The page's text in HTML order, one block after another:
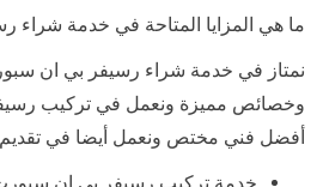
ما هي المزايا المتاحة في خدمة
نمتاز في خدمة شراء رسيفر بي ان
وخصائص مميزة ونعمل في تركيب
أفضل فني مختص ونعمل أيضا في تقديم
خدمة تركيب رسيفر بي ان